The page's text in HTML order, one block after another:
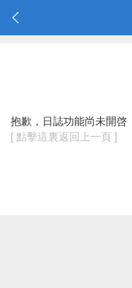
抱歉，日誌功能尚未開啓
[ 點擊這裏返回上一頁 ]